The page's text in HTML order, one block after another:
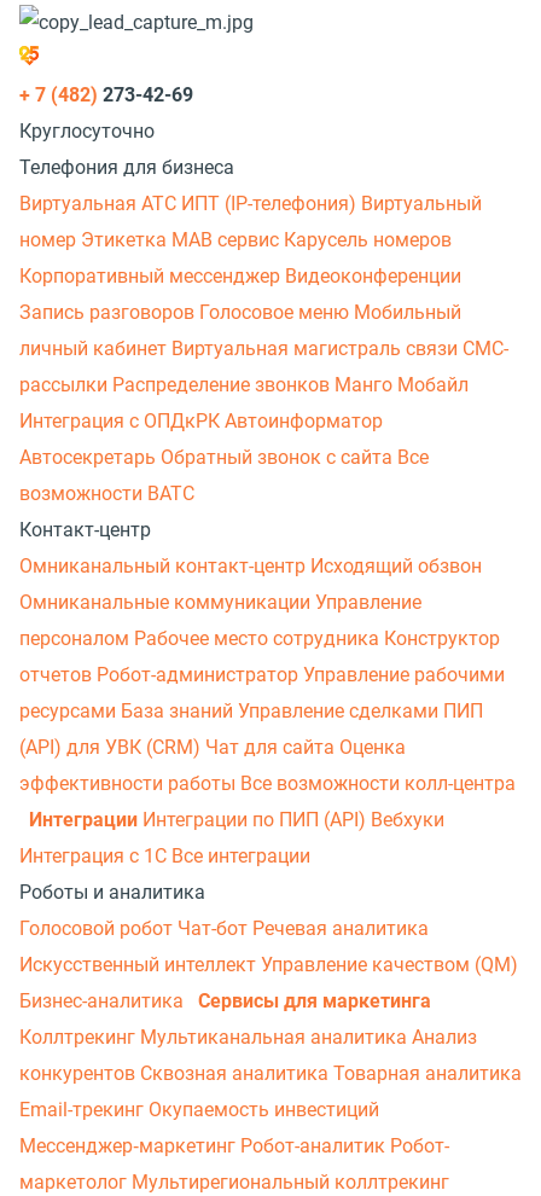
+ 7 (482) 273-42-69
Круглосуточно
Телефония для бизнеса
Виртуальная АТС ИПТ (IP-телефония) Виртуальный
номер Этикетка МАВ сервис Карусель номеров
Корпоративный мессенджер Видеоконференции
Запись разговоров Голосовое меню Мобильный
личный кабинет Виртуальная магистраль связи СМС-
рассылки Распределение звонков Манго Мобайл
Интеграция с ОПДкРК Автоинформатор
Автосекретарь Обратный звонок с сайта Все
возможности ВАТС
Контакт-центр
Омниканальный контакт-центр Исходящий обзвон
Омниканальные коммуникации Управление
персоналом Рабочее место сотрудника Конструктор
отчетов Робот-администратор Управление рабочими
ресурсами База знаний Управление сделками ПИП
(API) для УВК (CRM) Чат для сайта Оценка
эффективности работы Все возможности колл-центра
Интеграции Интеграции по ПИП (API) Вебхуки
Интеграция с 1С Все интеграции
Роботы и аналитика
Голосовой робот Чат-бот Речевая аналитика
Искусственный интеллект Управление качеством (QM)
Бизнес-аналитика
Сервисы для маркетинга
Коллтрекинг Мультиканальная аналитика Анализ
конкурентов Сквозная аналитика Товарная аналитика
Email-трекинг Окупаемость инвестиций
Мессенджер‑маркетинг Робот-аналитик Робот-
маркетолог Мультирегиональный коллтрекинг